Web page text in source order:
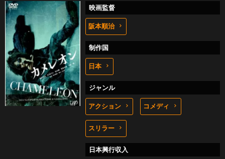
映画監督
阪本順治
制作国
日本
ジャンル
アクション コメディ
スリラー
日本興行収入